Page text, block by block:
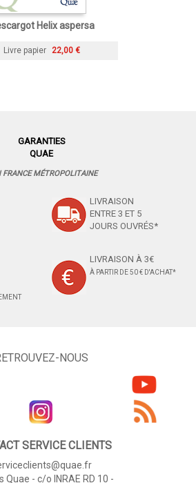
Helix aspersa
Livre papier 22,00 €
GARANTIES
QUAE
FRANCE MÉTROPOLITAINE
LIVRAISON
ENTRE 3 ET 5
JOURS OUVRÉS*
LIVRAISON À 3€
À PARTIR DE 50 € D'ACHAT*
NOUS
SERVICE CLIENTS
Quae - c/o INRAE RD 10 -